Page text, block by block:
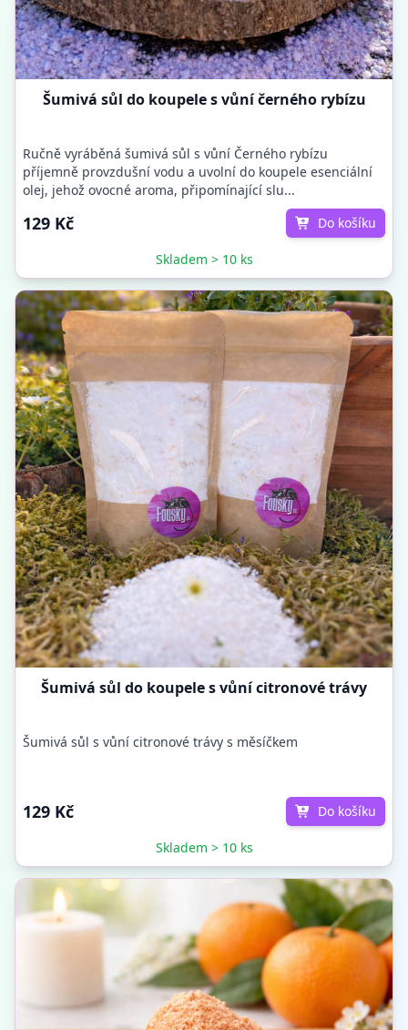
Šumivá sůl do koupele s vůní černého rybízu
Ručně vyráběná šumivá sůl s vůní Černého rybízu
příjemně provzdušní vodu a uvolní do koupele esenciální
olej, jehož ovocné aroma, připomínající slu...
129 Kč Do košíku
Skladem > 10 ks
Šumivá sůl do koupele s vůní citronové trávy
Šumivá sůl s vůní citronové trávy s měsíčkem
129 Kč Do košíku
Skladem > 10 ks